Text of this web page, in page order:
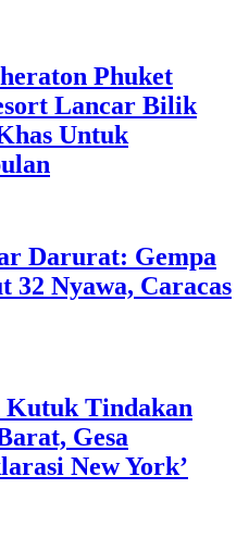
Phuket
Lancar Bilik
Untuk
Darurat: Gempa
32 Nyawa, Caracas
Kutuk Tindakan
Gesa
New York’